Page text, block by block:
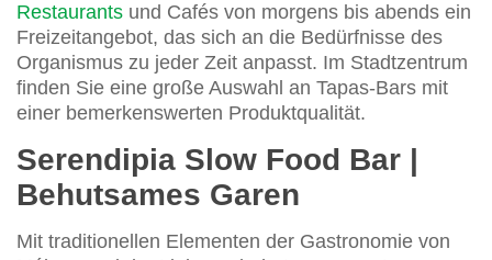
Restaurants und Cafés von morgens bis abends ein
Freizeitangebot, das sich an die Bedürfnisse des
Organismus zu jeder Zeit anpasst. Im Stadtzentrum
finden Sie eine große Auswahl an Tapas-Bars mit
einer bemerkenswerten Produktqualität.
Serendipia Slow Food Bar |
Behutsames Garen
Mit traditionellen Elementen der Gastronomie von